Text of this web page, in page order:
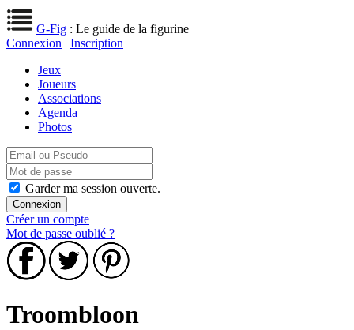
G-Fig : Le guide de la figurine
Connexion | Inscription
Jeux
Joueurs
Associations
Agenda
Photos
Garder ma session ouverte.
Créer un compte
Mot de passe oublié ?
Troombloon